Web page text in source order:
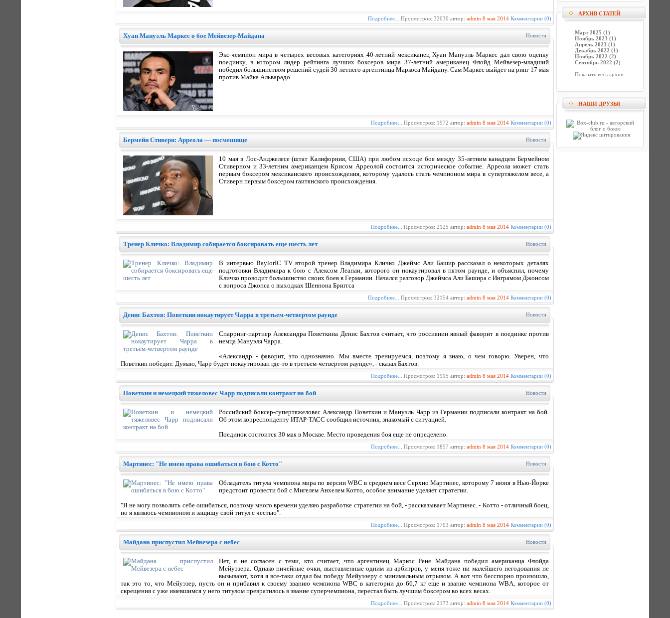
Подробнее... Просмотров: 32030 автор: admin 8 мая 2014 Комментарии (0)
Хуан Мануэль Маркес о бое Мейвезер-Майдана Новости
Экс-чемпион мира в четырех весовых категориях 40-летний мексиканец Хуан Мануэль Маркес дал свою оценку
поединку, в котором лидер рейтинга лучших боксеров мира 37-летний американец Флойд Мейвезер-младший
победил большинством решений судей 30-летнего аргентинца Маркоса Майдану. Сам Маркес выйдет на ринг 17 мая
против Майка Альварадо.
Подробнее... Просмотров: 1972 автор: admin 8 мая 2014 Комментарии (0)
Бермейн Стиверн: Арреола — посмешище Новости
10 мая в Лос-Анджелесе (штат Калифорния, США) при любом исходе боя между 35-летним канадцем Бермейном
Стиверном и 33-летним американцем Крисом Арреолой состоится историческое событие. Арреола может стать
первым боксером мексиканского происхождения, которому удалось стать чемпионом мира в супертяжелом весе, а
Стиверн первым боксером гаитянского происхождения.
Подробнее... Просмотров: 2125 автор: admin 8 мая 2014 Комментарии (0)
Тренер Кличко: Владимир собирается боксировать еще шесть лет Новости
В интервью BaylorIC TV второй тренер Владимира Кличко Джеймс Али Башир рассказал о некоторых деталях
подготовки Владимира к бою с Алексом Леапаи, которого он нокаутировал в пятом раунде, и объяснил, почему
Кличко проводит большинство своих боев в Германии. Начался разговор Джеймса Али Башира с Инграмом Джонсом
с вопроса Джонса о выходках Шеннона Бриггса
Подробнее... Просмотров: 32154 автор: admin 8 мая 2014 Комментарии (0)
Денис Бахтов: Поветкин нокаутирует Чарра в третьем-четвертом раунде Новости
Спарринг-партнер Александра Поветкина Денис Бахтов считает, что россиянин явный фаворит в поединке против
немца Мануэля Чарра.
«Александр - фаворит, это однозначно. Мы вместе тренируемся, поэтому я знаю, о чем говорю. Уверен, что
Поветкин победит. Думаю, Чарр будет нокаутирован где-то в третьем-четвертом раунде», - сказал Бахтов.
Подробнее... Просмотров: 1915 автор: admin 8 мая 2014 Комментарии (0)
Поветкин и немецкий тяжеловес Чарр подписали контракт на бой Новости
Российский боксер-супертяжеловес Александр Поветкин и Мануэль Чарр из Германии подписали контракт на бой.
Об этом корреспонденту ИТАР-ТАСС сообщил источник, знакомый с ситуацией.
Поединок состоится 30 мая в Москве. Место проведения боя еще не определено.
Подробнее... Просмотров: 1857 автор: admin 8 мая 2014 Комментарии (0)
Мартинес: "Не имею права ошибаться в бою с Котто" Новости
Обладатель титула чемпиона мира по версии WBC в среднем весе Серхио Мартинес, которому 7 июня в Нью-Йорке
предстоит провести бой с Мигелем Анхелем Котто, особое внимание уделяет стратегии.
"Я не могу позволить себе ошибаться, поэтому много времени уделяю разработке стратегии на бой, - рассказывает Мартинес. - Котто - отличный боец,
но я являюсь чемпионом и защищу свой титул с честью".
Подробнее... Просмотров: 1703 автор: admin 8 мая 2014 Комментарии (0)
Майдана приспустил Мейвезера с небес Новости
Нет, я не согласен с теми, кто считает, что аргентинец Маркос Рене Майдана победил американца Флойда
Мейуэзера. Однако ничейные очки, выставленные одним из арбитров, у меня тоже ни малейшего негодования не
вызывают, хотя я все-таки отдал бы победу Мейуэзеру с минимальным отрывом. А вот что бесспорно произошло,
так это то, что Мейуэзер, пусть он и прибавил к своему званию чемпиона WBC в категории до 66,7 кг еще и звание чемпиона WBA, которое от
скрещения с уже имевшимся у него титулом превратилось в звание суперчемпиона, перестал быть лучшим боксером во всех весах.
Подробнее... Просмотров: 2173 автор: admin 8 мая 2014 Комментарии (0)
АРХИВ СТАТЕЙ
Март 2025 (1)
Ноябрь 2023 (1)
Апрель 2023 (1)
Декабрь 2022 (1)
Ноябрь 2022 (2)
Сентябрь 2022 (2)
Показать весь архив
НАШИ ДРУЗЬЯ